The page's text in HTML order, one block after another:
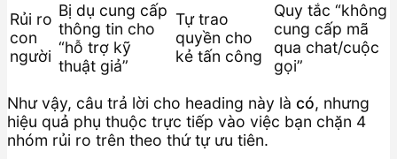
Rủi ro
con
người
Bị dụ cung cấp
thông tin cho
“hỗ trợ kỹ
thuật giả”
Tự trao
quyền cho
kẻ tấn công
Quy tắc “không
cung cấp mã
qua chat/cuộc
gọi”
Như vậy, câu trả lời cho heading này là có, nhưng
hiệu quả phụ thuộc trực tiếp vào việc bạn chặn 4
nhóm rủi ro trên theo thứ tự ưu tiên.